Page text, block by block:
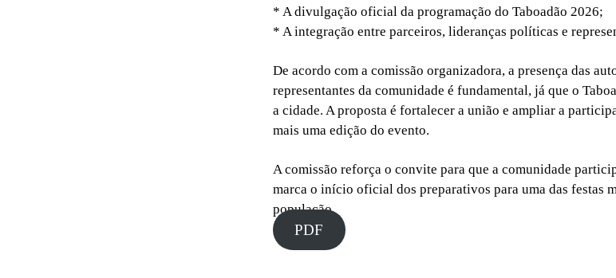
* A divulgação oficial da programação do Taboadão 2026;
* A integração entre parceiros, lideranças políticas e
De acordo com a comissão organizadora, a presença das
representantes da comunidade é fundamental, já que o
a cidade. A proposta é fortalecer a união e ampliar a
mais uma edição do evento.
A comissão reforça o convite para que a comunidade
marca o início oficial dos preparativos para uma das festas
população.
PDF